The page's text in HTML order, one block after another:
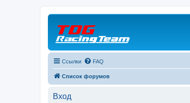
Ссылки FAQ
Список форумов
Вход